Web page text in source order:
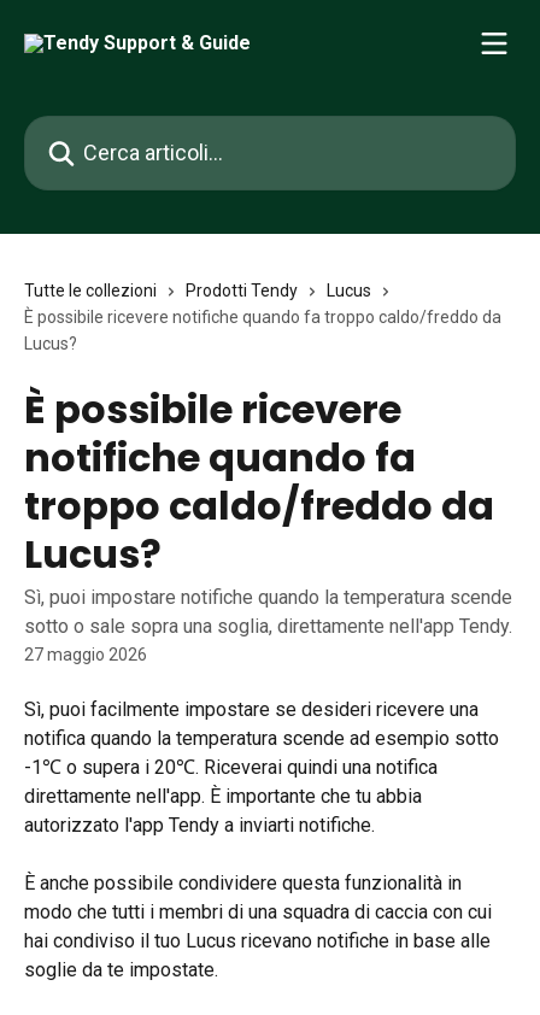
Cerca articoli…
Tutte le collezioni Prodotti Tendy
Lucus
È possibile ricevere notifiche quando fa troppo caldo/freddo da
Lucus?
È possibile ricevere
notifiche quando fa
troppo caldo/freddo da
Lucus?
Sì, puoi impostare notifiche quando la temperatura scende
sotto o sale sopra una soglia, direttamente nell'app Tendy.
27 maggio 2026
Sì, puoi facilmente impostare se desideri ricevere una
notifica quando la temperatura scende ad esempio sotto
-1℃ o supera i 20℃. Riceverai quindi una notifica
direttamente nell'app. È importante che tu abbia
autorizzato l'app Tendy a inviarti notifiche.
È anche possibile condividere questa funzionalità in
modo che tutti i membri di una squadra di caccia con cui
hai condiviso il tuo Lucus ricevano notifiche in base alle
soglie da te impostate.